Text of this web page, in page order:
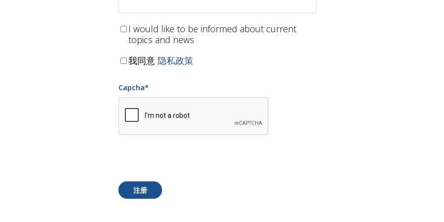
I would like to be informed about current
topics and news
我同意 隐私政策
Capcha*
注册